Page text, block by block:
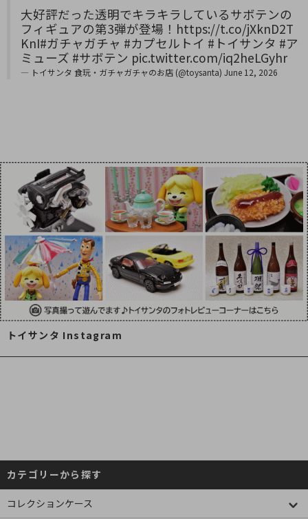
大好評だった透明でキラキラしているサボテンの
フィギュアの第3弾が登場！ https://t.co/jXknD2T
KnI#ガチャガチャ #カプセルトイ #トイサンタ #ア
ミューズ #サボテン pic.twitter.com/iq2heLGyhr
— トイサンタ 食玩・ガチャガチャのお店 (@toysanta) June 12, 2026
トイサンタ Instagram
カテゴリーから探す
コレクションケース